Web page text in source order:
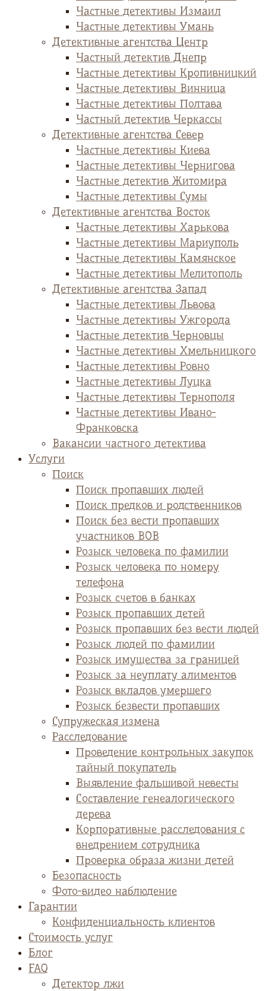
Частные детективы Измаил
Частные детективы Умань
Детективные агентства Центр
Частный детектив Днепр
Частные детективы Кропивницкий
Частные детективы Винница
Частные детективы Полтава
Частный детектив Черкассы
Детективные агентства Север
Частные детективы Киева
Частные детективы Чернигова
Частные детектив Житомира
Частные детективы Сумы
Детективные агентства Восток
Частные детективы Харькова
Частные детективы Мариуполь
Частные детективы Камянское
Частные детективы Мелитополь
Детективные агентства Запад
Частные детективы Львова
Частные детективы Ужгорода
Частные детектив Черновцы
Частные детективы Хмельницкого
Частные детективы Ровно
Частные детективы Луцка
Частные детективы Тернополя
Частные детективы Ивано-
Франковска
Вакансии частного детектива
Услуги
Поиск
Поиск пропавших людей
Поиск предков и родственников
Поиск без вести пропавших
участников ВОВ
Розыск человека по фамилии
Розыск человека по номеру
телефона
Розыск счетов в банках
Розыск пропавших детей
Розыск пропавших без вести людей
Розыск людей по фамилии
Розыск имущества за границей
Розыск за неуплату алиментов
Розыск вкладов умершего
Розыск безвести пропавших
Супружеская измена
Расследование
Проведение контрольных закупок
тайный покупатель
Выявление фальшивой невесты
Cоставление генеалогического
дерева
Корпоративные расследования с
внедрением сотрудника
Проверка образа жизни детей
Безопасность
Фото-видео наблюдение
Гарантии
Конфиденциальность клиентов
Стоимость услуг
Блог
FAQ
Детектор лжи